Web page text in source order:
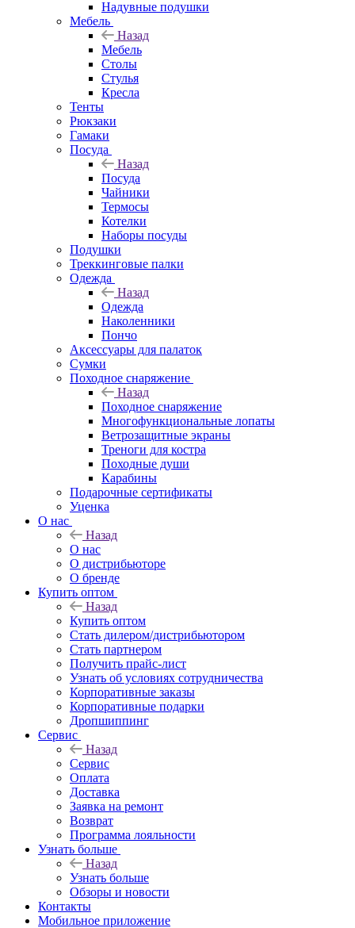
Надувные подушки
Мебель
Назад
Мебель
Столы
Стулья
Кресла
Тенты
Рюкзаки
Гамаки
Посуда
Назад
Посуда
Чайники
Термосы
Котелки
Наборы посуды
Подушки
Треккинговые палки
Одежда
Назад
Одежда
Наколенники
Пончо
Аксессуары для палаток
Сумки
Походное снаряжение
Назад
Походное снаряжение
Многофункциональные лопаты
Ветрозащитные экраны
Треноги для костра
Походные души
Карабины
Подарочные сертификаты
Уценка
О нас
Назад
О нас
О дистрибьюторе
О бренде
Купить оптом
Назад
Купить оптом
Стать дилером/дистрибьютором
Стать партнером
Получить прайс-лист
Узнать об условиях сотрудничества
Корпоративные заказы
Корпоративные подарки
Дропшиппинг
Сервис
Назад
Сервис
Оплата
Доставка
Заявка на ремонт
Возврат
Программа лояльности
Узнать больше
Назад
Узнать больше
Обзоры и новости
Контакты
Мобильное приложение